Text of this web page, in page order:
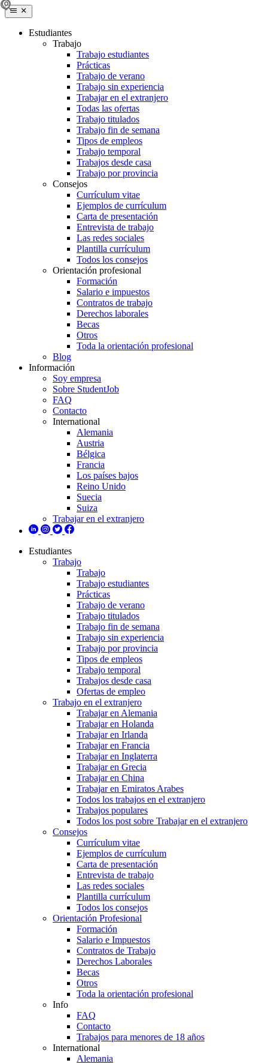
Estudiantes
Trabajo
Trabajo estudiantes
Prácticas
Trabajo de verano
Trabajo sin experiencia
Trabajar en el extranjero
Todas las ofertas
Trabajo titulados
Trabajo fin de semana
Tipos de empleos
Trabajo temporal
Trabajos desde casa
Trabajo por provincia
Consejos
Currículum vitae
Ejemplos de currículum
Carta de presentación
Entrevista de trabajo
Las redes sociales
Plantilla currículum
Todos los consejos
Orientación profesional
Formación
Salario e impuestos
Contratos de trabajo
Derechos laborales
Becas
Otros
Toda la orientación profesional
Blog
Información
Soy empresa
Sobre StudentJob
FAQ
Contacto
International
Alemania
Austria
Bélgica
Francia
Los países bajos
Reino Unido
Suecia
Suiza
Trabajar en el extranjero
Estudiantes
Trabajo
Trabajo
Trabajo estudiantes
Prácticas
Trabajo de verano
Trabajo titulados
Trabajo fin de semana
Trabajo sin experiencia
Trabajo por provincia
Tipos de empleos
Trabajo temporal
Trabajos desde casa
Ofertas de empleo
Trabajo en el extranjero
Trabajar en Alemania
Trabajar en Holanda
Trabajar en Irlanda
Trabajar en Francia
Trabajar en Inglaterra
Trabajar en Grecia
Trabajar en China
Trabajar en Emiratos Arabes
Todos los trabajos en el extranjero
Trabajos populares
Todos los post sobre Trabajar en el extranjero
Consejos
Currículum vitae
Ejemplos de currículum
Carta de presentación
Entrevista de trabajo
Las redes sociales
Plantilla currículum
Todos los consejos
Orientación Profesional
Formación
Salario e Impuestos
Contratos de Trabajo
Derechos Laborales
Becas
Otros
Toda la orientación profesional
Info
FAQ
Contacto
Trabajos para menores de 18 años
International
Alemania